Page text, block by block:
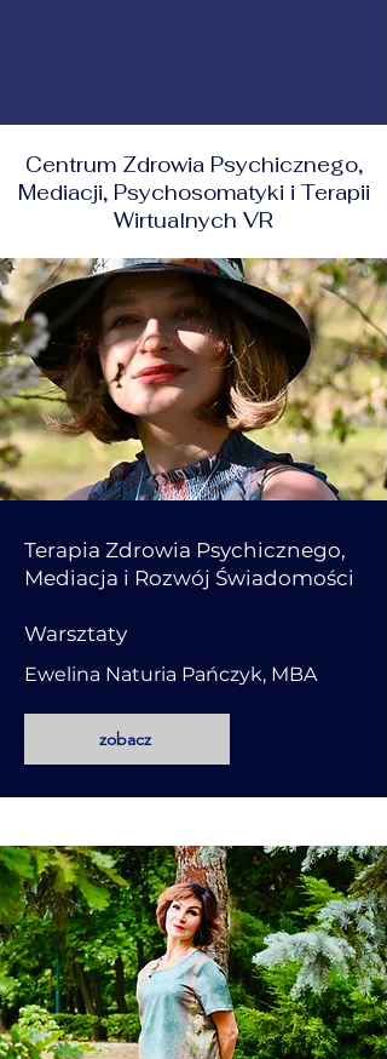
Centrum Zdrowia Psychicznego,
Mediacji, Psychosomatyki i Terapii
Wirtualnych VR
Terapia Zdrowia Psychicznego,
Mediacja i Rozwój Świadomości
Warsztaty
Ewelina Naturia Pańczyk, MBA
zobacz